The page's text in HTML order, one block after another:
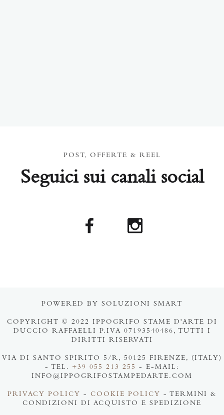
POST, OFFERTE & REEL
Seguici sui canali social
POWERED BY SOLUZIONI SMART
COPYRIGHT © 2022 IPPOGRIFO STAME D'ARTE DI
DUCCIO RAFFAELLI P.IVA 07193540486, TUTTI I
DIRITTI RISERVATI
VIA DI SANTO SPIRITO 5/R, 50125 FIRENZE, (ITALY)
- TEL.
+39 055 213 255
- E-MAIL:
INFO@IPPOGRIFOSTAMPEDARTE.COM
PRIVACY POLICY - COOKIE POLICY
- TERMINI &
CONDIZIONI DI ACQUISTO E SPEDIZIONE